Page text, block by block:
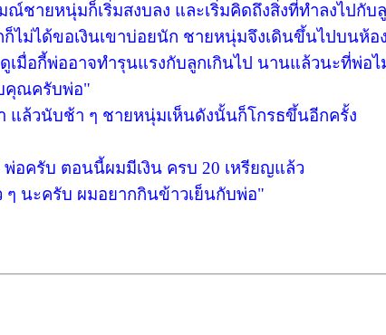
ณ์ชายหนุ่มก็เริ่มสงบลง และเริ่มคิดถึงสิ่งที่ทำลงไปกั
ไม่ได้ขอเงินเขาบ่อยนัก ชายหนุ่มจึงเดินขึ้นไปบนห้อ
มื่อกี้พ่ออาจทำรุนแรงกับลูกเกินไป นานแล้วนะที่พ่อ
คุณครับพ่อ"
แล้วนับช้า ๆ ชายหนุ่มเห็นดังนั้นก็โกรธขึ้นอีกครั้ง
ครับ ตอนนี้ผมมีเงิน ครบ 20 เหรียญแล้ว
นะครับ ผมอยากกินข้าวเย็นกับพ่อ"